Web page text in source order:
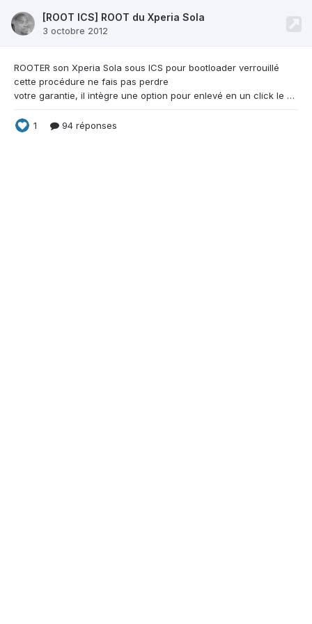
[ROOT ICS] ROOT du Xperia Sola
3 octobre 2012
ROOTER son Xperia Sola sous ICS pour bootloader verrouillé
cette procédure ne fais pas perdre
votre garantie, il intègre une option pour enlevé en un click le ROOT sachez que le ROOT est possible également via FLASHTOOL ici: https://forum.frandroid.com/topic/113013-tuto-flashtool-flashage-de-rom-officielle-et-bien-plus/#entry1829377 c'est la meme méthode qui est intégré :) PRE-REQUIS: - Avoir n'importe quel version de ICS installé :) - Activer le USB DEBUGG dans REGLAGES-> OPTI
1 94 réponses